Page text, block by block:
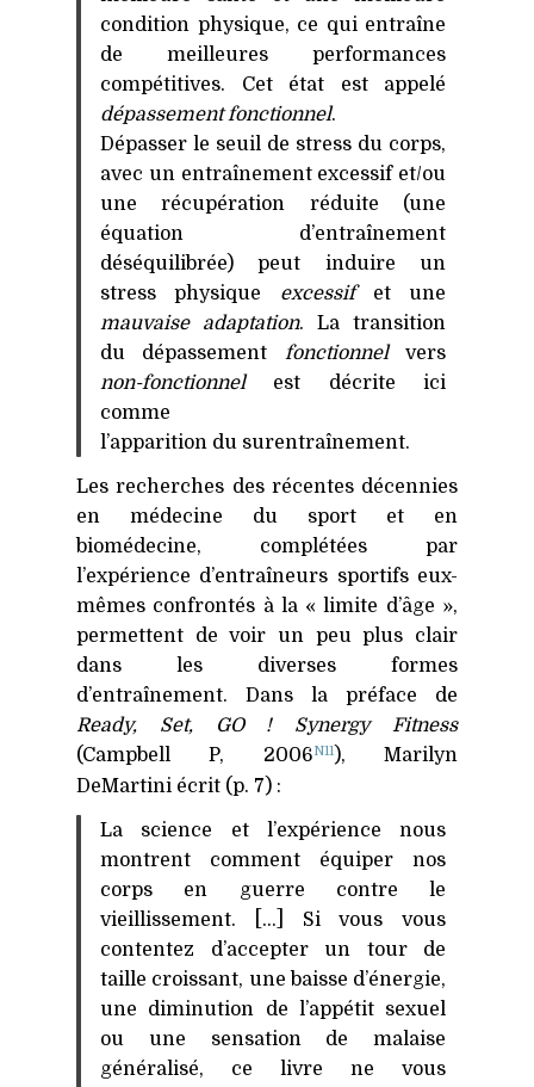
condition physique, ce qui entraîne
de meilleures performances
compétitives. Cet état est appelé
dépassement fonctionnel.
Dépasser le seuil de stress du corps,
avec un entraînement excessif et/ou
une récupération réduite (une
équation d’entraînement
déséquilibrée) peut induire un
stress physique excessifet une
mauvaise adaptation. La transition
du dépassement fonctionnelvers
non-fonctionnelest décrite ici
comme
l’apparition du surentraînement.
Les recherches des récentes décennies
en médecine du sport et en
biomédecine, complétées par
l’expérience d’entraîneurs sportifs eux-
mêmes confrontés à la « limite d’âge »,
permettent de voir un peu plus clair
dans les diverses formes
d’entraînement. Dans la préface de
Ready, Set,
GO! Synergy Fitness
(Campbell P, 2006N11), Marilyn
DeMartini écrit (p. 7) :
La science et l’expérience nous
montrent comment équiper nos
corps en guerre contre le
vieillissement. […] Si vous vous
contentez d’accepter un tour de
taille croissant, une baisse d’énergie,
une diminution de l’appétit sexuel
ou une sensation de malaise
généralisé, ce livre ne vous